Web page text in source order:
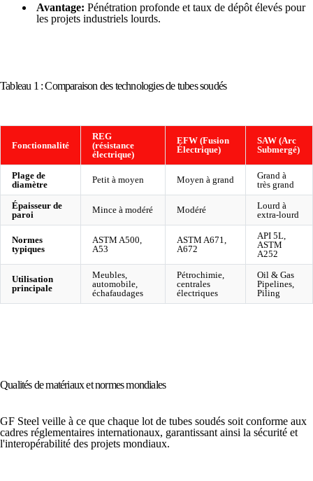
Avantage: Pénétration profonde et taux de dépôt élevés pour
les projets industriels lourds.
Tableau 1 : Comparaison des technologies de tubes soudés
Fonctionnalité
REG
(résistance
électrique)
EFW (Fusion
Électrique)
SAW (Arc
Submergé)
Plage de
diamètre
Petit à moyen Moyen à grand
Grand à
très grand
Épaisseur de
paroi
Mince à modéré Modéré
Lourd à
extra-lourd
Normes
typiques
ASTM A500,
A53
ASTM A671,
A672
API 5L,
ASTM
A252
Utilisation
principale
Meubles,
automobile,
échafaudages
Pétrochimie,
centrales
électriques
Oil & Gas
Pipelines,
Piling
Qualités de matériaux et normes mondiales
GF Steel veille à ce que chaque lot de tubes soudés soit conforme aux
cadres réglementaires internationaux, garantissant ainsi la sécurité et
l'interopérabilité des projets mondiaux.